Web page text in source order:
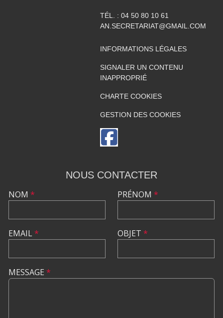
TÉL. : 04 50 80 10 61
AN.SECRETARIAT@GMAIL.COM
INFORMATIONS LÉGALES
SIGNALER UN CONTENU
INAPPROPRIÉ
CHARTE COOKIES
GESTION DES COOKIES
NOUS CONTACTER
NOM *
EMAIL*
PRÉNOM *
OBJET *
MESSAGE *